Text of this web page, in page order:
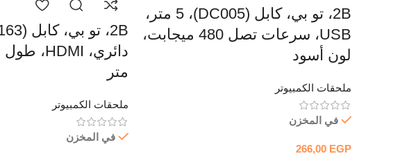
2B، تو بي، كابل (DC005)، 5 متر،
USB، سرعات تصل 480 ميجابت،
لون أسود
ملحقات الكمبيوتر
في المخزن
266,00 EGP
متر
ملحقات الكمبيوتر
في المخزن